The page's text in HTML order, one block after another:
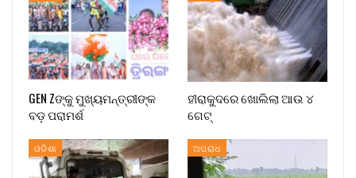
GEN Zଙ୍କୁ ମୁଖ୍ୟମନ୍ତ୍ରୀଙ୍କ
ବଡ଼ ପରାମର୍ଶ
ହୀରାକୁଦରେ ଖୋଲିଲା ଆଉ ୪
ଗେଟ୍
ଓଡିଶା ଅପରାଧ